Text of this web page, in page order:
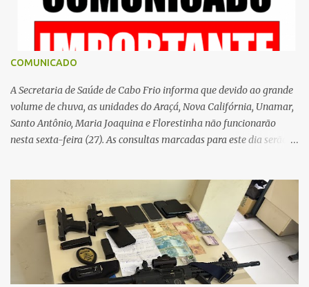
COMUNICADO
A Secretaria de Saúde de Cabo Frio informa que devido ao grande
volume de chuva, as unidades do Araçá, Nova Califórnia, Unamar,
Santo Antônio, Maria Joaquina e Florestinha não funcionarão
nesta sexta-feira (27). As consultas marcadas para este dia serão
Contamos com a compreensão de toda população, pois se trata de
uma situação climática que foge ao controle da administração
pública.